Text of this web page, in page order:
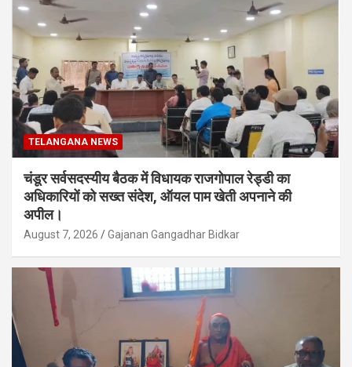
TELANGANA NEWS
चंडूर सर्वसदस्यीय बैठक में विधायक राजगोपाल रेड्डी का
अधिकारियों को सख्त संदेश, ऑयल पाम खेती अपनाने की
अपील।
August 7, 2026 Gajanan Gangadhar Bidkar